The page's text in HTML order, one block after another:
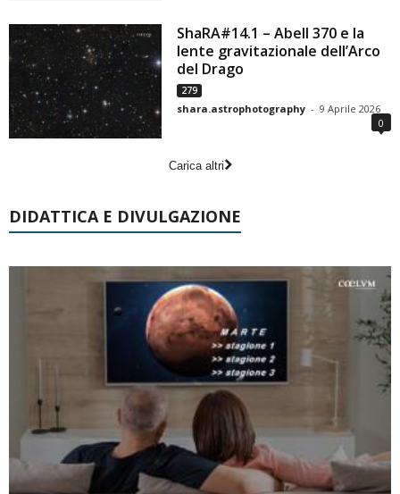
ShaRA#14.1 – Abell 370 e la
lente gravitazionale dell’Arco
del Drago
279
shara.astrophotography - 9 Aprile 2026
0
Carica altri
DIDATTICA E DIVULGAZIONE